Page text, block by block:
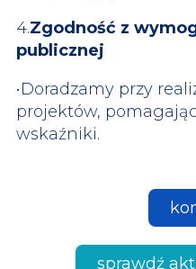
4.Zgodność z
publicznej
•Doradzamy przy
projektów,
wskaźniki.
sprawdź